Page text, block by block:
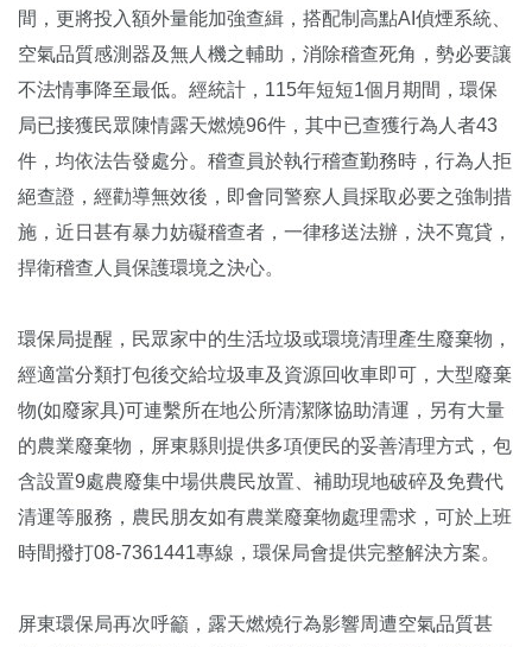
間，更將投入額外量能加強查緝，搭配制高點AI偵煙系統、
空氣品質感測器及無人機之輔助，消除稽查死角，勢必要讓
不法情事降至最低。經統計，115年短短1個月期間，環保
局已接獲民眾陳情露天燃燒96件，其中已查獲行為人者43
件，均依法告發處分。稽查員於執行稽查勤務時，行為人拒
絕查證，經勸導無效後，即會同警察人員採取必要之強制措
施，近日甚有暴力妨礙稽查者，一律移送法辦，決不寬貸，
捍衛稽查人員保護環境之決心。
環保局提醒，民眾家中的生活垃圾或環境清理產生廢棄物，
經適當分類打包後交給垃圾車及資源回收車即可，大型廢棄
物(如廢家具)可連繫所在地公所清潔隊協助清運，另有大量
的農業廢棄物，屏東縣則提供多項便民的妥善清理方式，包
含設置9處農廢集中場供農民放置、補助現地破碎及免費代
清運等服務，農民朋友如有農業廢棄物處理需求，可於上班
時間撥打08-7361441專線，環保局會提供完整解決方案。
屏東環保局再次呼籲，露天燃燒行為影響周遭空氣品質甚